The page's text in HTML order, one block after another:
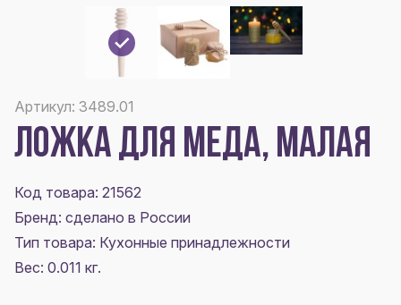
Артикул: 3489.01
ЛОЖКА ДЛЯ МЕДА, МАЛАЯ
Код товара: 21562
Бренд: сделано в России
Тип товара: Кухонные принадлежности
Вес: 0.011 кг.